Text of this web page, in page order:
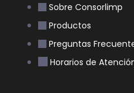
Sobre Consorlimp
Productos
Preguntas
Horarios de